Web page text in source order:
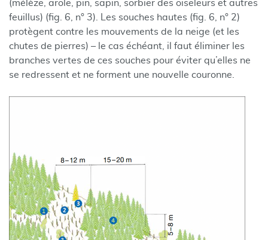
(mélèze, arole, pin, sapin, sorbier des oiseleurs et autres
feuillus) (fig. 6, n° 3). Les souches hautes (fig. 6, n° 2)
protègent contre les mouvements de la neige (et les
chutes de pierres) – le cas échéant, il faut éliminer les
branches vertes de ces souches pour éviter qu’elles ne
se redressent et ne forment une nouvelle couronne.